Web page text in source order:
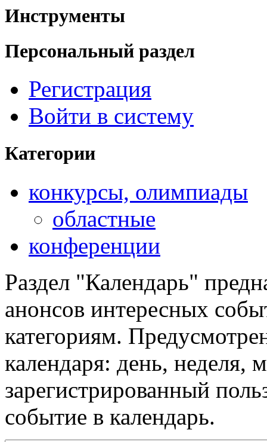
Инструменты
Персональный раздел
Регистрация
Войти в систему
Категории
конкурсы, олимпиады
областные
конференции
Раздел "Календарь"
анонсов интересных
категориям.
календаря: день, неделя,
зарегистрированный
событие в календарь.